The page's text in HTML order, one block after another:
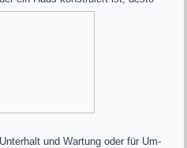
und Wartung oder für Um-